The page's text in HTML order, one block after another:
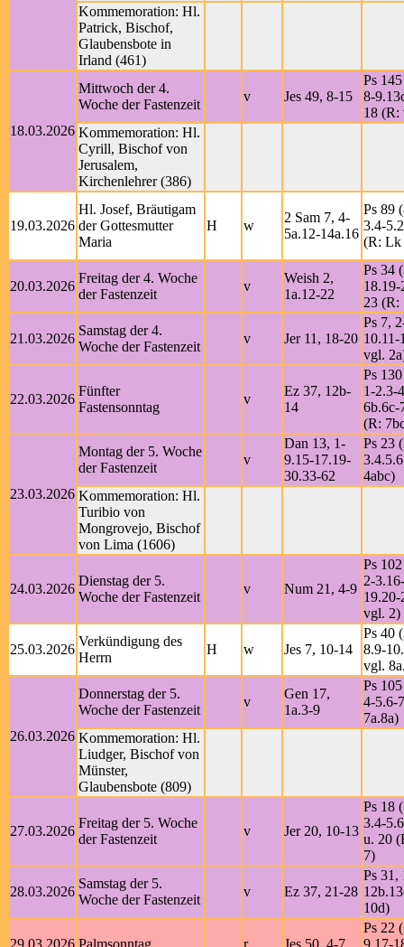
Kommemoration: Hl.
Patrick, Bischof,
Glaubensbote in
Irland (461)
18.03.2026
Mittwoch der 4.
Woche der Fastenzeit
v Jes 49, 8-15
Ps
8-
18 (R:
Kommemoration: Hl.
Cyrill, Bischof von
Jerusalem,
Kirchenlehrer (386)
19.03.2026
Hl. Josef, Bräutigam
der Gottesmutter
Maria
H w
2 Sam 7, 4-
5a.12-14a.16
Ps 89
3.4-
(R: Lk
20.03.2026
Freitag der 4. Woche
der Fastenzeit
v
Weish 2,
1a.12-22
Ps 34
18.19-
23 (R:
21.03.2026
Samstag der 4.
Woche der Fastenzeit
v Jer 11, 18-20
Ps 7,
10.11-
vgl.
22.03.2026
Fünfter
Fastensonntag
v
Ez 37, 12b-
14
Ps
1-2.3-
6b.6c-
(R:
23.03.2026
Montag der 5. Woche
der Fastenzeit
v
Dan 13, 1-
9.15-17.19-
30.33-62
Ps 23
4abc)
Kommemoration: Hl.
Turibio von
Mongrovejo, Bischof
von Lima (1606)
24.03.2026
Dienstag der 5.
Woche der Fastenzeit
v Num 21, 4-9
Ps
2-
vgl. 2)
25.03.2026
Verkündigung des
Herrn
H w Jes 7, 10-14
Ps 40
8.9-
vgl.
26.03.2026
Donnerstag der 5.
Woche der Fastenzeit
v
Gen 17,
1a.3-9
Ps
4-5.6-
7a.8a)
Kommemoration: Hl.
Liudger, Bischof von
Münster,
Glaubensbote (809)
27.03.2026
Freitag der 5. Woche
der Fastenzeit
v Jer 20, 10-13
Ps 18
3.4-
u. 20
7)
28.03.2026
Samstag der 5.
Woche der Fastenzeit
v Ez 37, 21-28
Ps 31,
10d)
29.03.2026 Palmsonntag r Jes 50, 4-7
Ps 22
9.17-